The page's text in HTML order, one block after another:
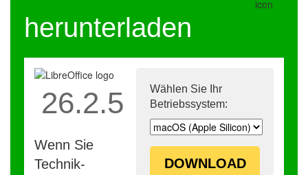
herunterladen
Wählen Sie Ihr
Betriebssystem:
DOWNLOAD
26.2.5
Wenn Sie
Technik-